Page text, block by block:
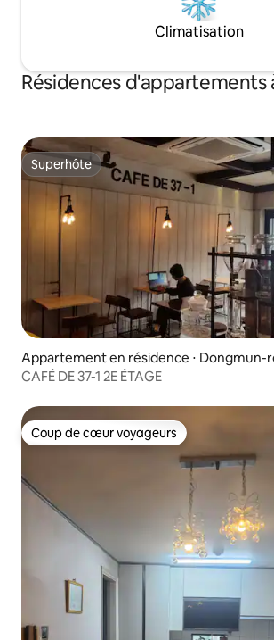
Climatisation
Résidences d'appartements
Superhôte
Superhôte
Appartement en résidence ⋅ Dongmun-
eosu
CAFÉ DE 37-1 2E ÉTAGE
Coup de cœur voyageurs
Coup de cœur voyageurs